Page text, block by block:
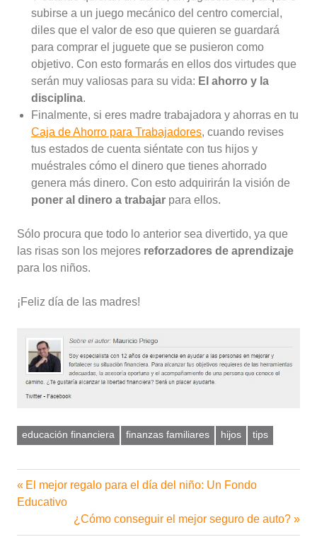
subirse a un juego mecánico del centro comercial,
diles que el valor de eso que quieren se guardará
para comprar el juguete que se pusieron como
objetivo. Con esto formarás en ellos dos virtudes que
serán muy valiosas para su vida: El ahorro y la
disciplina.
Finalmente, si eres madre trabajadora y ahorras en tu
Caja de Ahorro para Trabajadores, cuando revises
tus estados de cuenta siéntate con tus hijos y
muéstrales cómo el dinero que tienes ahorrado
genera más dinero. Con esto adquirirán la visión de
poner al dinero a trabajar para ellos.
Sólo procura que todo lo anterior sea divertido, ya que
las risas son los mejores reforzadores de aprendizaje
para los niños.
¡Feliz día de las madres!
educación financiera finanzas familiares hijos tips
Navegación
Entrada
anterior:
El mejor regalo para el día del niño: Un Fondo
Educativo
Siguiente
¿Cómo conseguir el mejor seguro de auto?